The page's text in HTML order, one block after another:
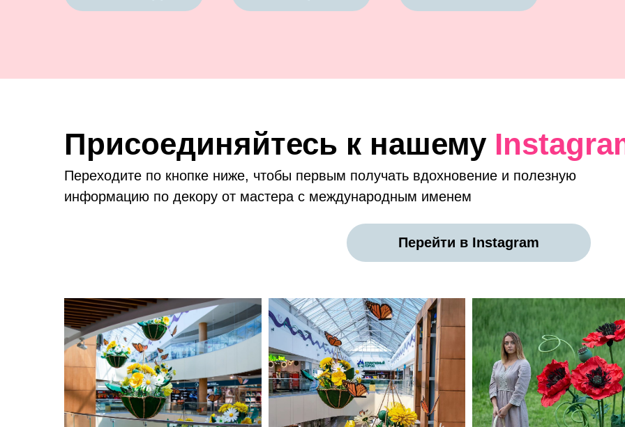
Присоединяйтесь к нашему
Перейти в Instagram
Переходите по кнопке ниже, чтобы первым получать вдохновение и полезную
информацию по декору от мастера с международным именем